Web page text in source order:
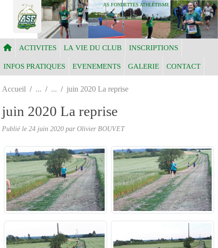
AS FONDETTES ATHLÉTISME
ACTIVITES LA VIE DU CLUB INSCRIPTIONS
INFOS PRATIQUES EVENEMENTS GALERIE CONTACT
Accueil juin 2020 La reprise
juin 2020 La reprise
Publié le 24 juin 2020 par Olivier BOUVET
Panneau de gestion des cookies